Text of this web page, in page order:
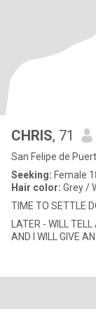
CHRIS, 71
San Felipe de
Seeking: Female
Hair color: Grey /
TIME TO SETTLE
LATER - WILL
AND I WILL GIVE